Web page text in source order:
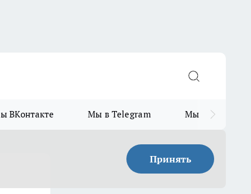
ВКонтакте Мы в Telegram Мы в MAX
Принять